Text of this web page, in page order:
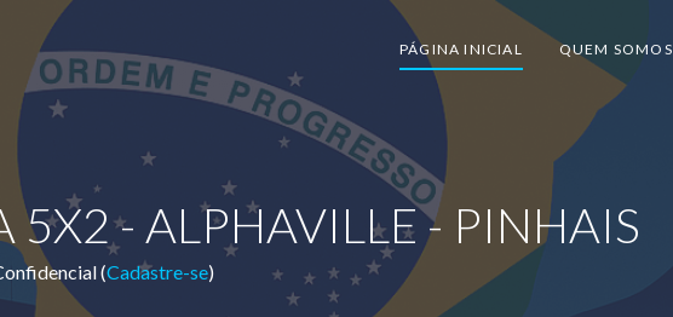
PÁGINA INICIAL QUEM SOMOS
5X2 - ALPHAVILLE - PINHAIS
(Cadastre-se)